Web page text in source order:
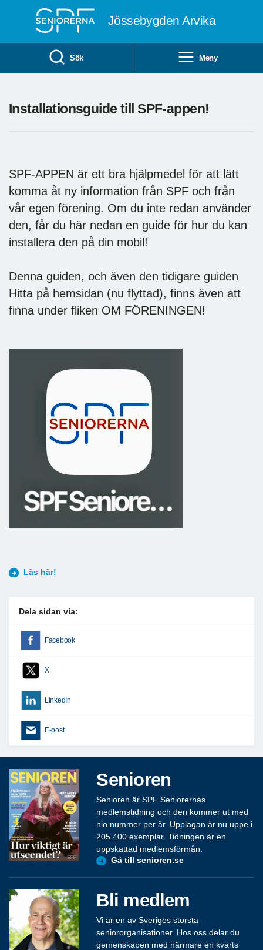
Jössebygden Arvika
Sök Meny
Installationsguide till SPF-appen!
SPF-APPEN är ett bra hjälpmedel för att lätt
komma åt ny information från SPF och från
vår egen förening. Om du inte redan använder
den, får du här nedan en guide för hur du kan
installera den på din mobil!
Denna guiden, och även den tidigare guiden
Hitta på hemsidan (nu flyttad), finns även att
finna under fliken OM FÖRENINGEN!
Läs här!
Dela sidan via:
Facebook
X
LinkedIn
E-post
Senioren
Senioren är SPF Seniorernas
medlemstidning och den kommer ut med
nio nummer per år. Upplagan är nu uppe i
205 400 exemplar. Tidningen är en
uppskattad medlemsförmån.
Gå till senioren.se
Bli medlem
Vi är en av Sveriges största
seniororganisationer. Hos oss delar du
gemenskapen med närmare en kvarts